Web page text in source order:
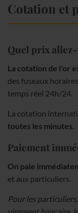
Cotation et
Quel prix
La cotation de l'or
des fuseaux
temps réel 24h/24.
La cotation
toutes les minutes.
Paiement
On paie
et aux particuliers.
Pour les